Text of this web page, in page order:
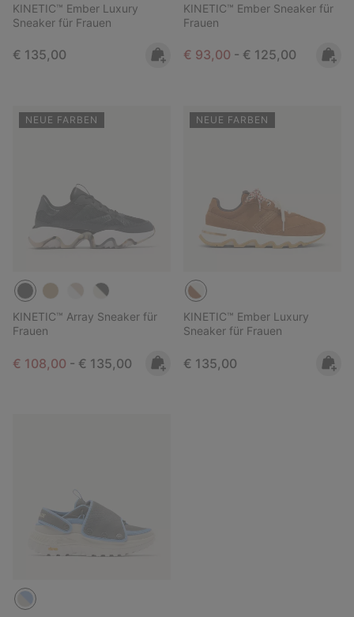
KINETIC™ Ember Luxury
Sneaker für Frauen
Regular price:
€ 135,00
KINETIC™ Ember Sneaker für
Frauen
Minimum sale price:
€ 93,00 - Maximum price:
€ 125,00
NEUE FARBEN
KINETIC™ Array Sneaker für
Frauen
Minimum sale price:
€ 108,00 - Maximum price:
€ 135,00
NEUE FARBEN
KINETIC™ Ember Luxury
Sneaker für Frauen
Regular price:
€ 135,00